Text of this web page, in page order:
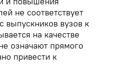
не соответствует
выпускников вузов к
на качестве
означают прямого
привести к